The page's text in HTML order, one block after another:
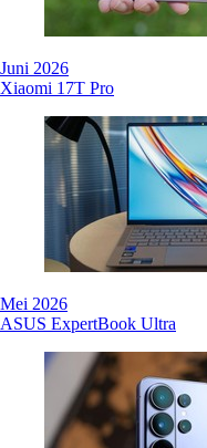
Juni 2026
Xiaomi 17T Pro
Mei 2026
ASUS ExpertBook Ultra